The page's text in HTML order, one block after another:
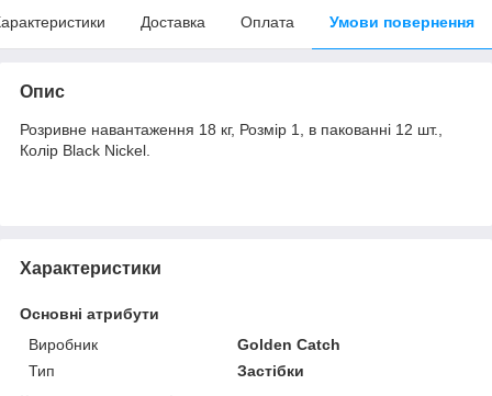
Доставка Оплата Умови повернення
Опис
Розривне навантаження 18 кг, Розмір 1, в пакованні 12 шт.,
Колір Black Nickel.
Характеристики
Основні атрибути
Виробник
Golden Catch
Тип
Застібки